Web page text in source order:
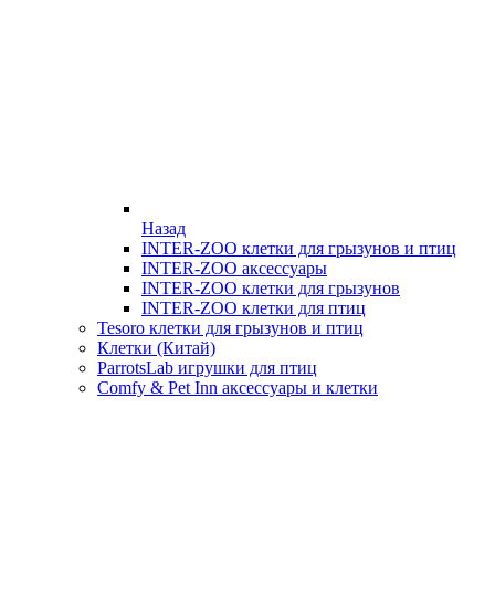
Назад
INTER-ZOO клетки для грызунов и птиц
INTER-ZOO аксессуары
INTER-ZOO клетки для грызунов
INTER-ZOO клетки для птиц
Tesoro клетки для грызунов и птиц
Клетки (Китай)
ParrotsLab игрушки для птиц
Comfy & Pet Inn аксессуары и клетки